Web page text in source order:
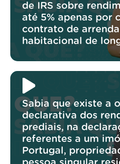
de IRS sobre
até 5% apenas por
contrato de
habitacional de
Sabia que existe a
declarativa dos
prediais, na
referentes a um
Portugal,